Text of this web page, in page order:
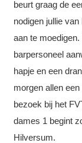
beurt graag de
nodigen jullie
aan te
barpersoneel
hapje en een
morgen allen
bezoek bij het
dames 1 begint
Hilversum.